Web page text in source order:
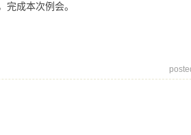
成本次例会。